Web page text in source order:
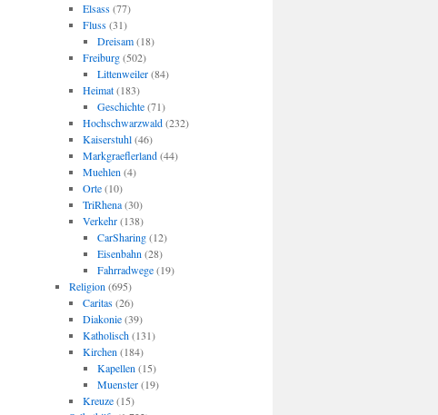
Elsass(77)
Fluss(31)
Dreisam(18)
Freiburg(502)
Littenweiler(84)
Heimat(183)
Geschichte(71)
Hochschwarzwald(232)
Kaiserstuhl(46)
Markgraeflerland(44)
Muehlen (4)
Orte(10)
TriRhena(30)
Verkehr(138)
CarSharing(12)
Eisenbahn (28)
Fahrradwege(19)
Religion (695)
Caritas(26)
Diakonie(39)
Katholisch(131)
Kirchen (184)
Kapellen (15)
Muenster(19)
Kreuze(15)